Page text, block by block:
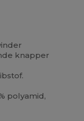
knapper
polyamid,